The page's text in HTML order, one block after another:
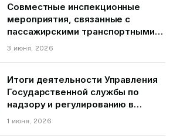
Совместные инспекционные
мероприятия, связанные с
пассажирскими транспортными
средствами на территории
3 июня, 2026
Итоги деятельности Управления
Государственной службы по
надзору и регулированию в
области транспорта ГБАО в
1 июня, 2026